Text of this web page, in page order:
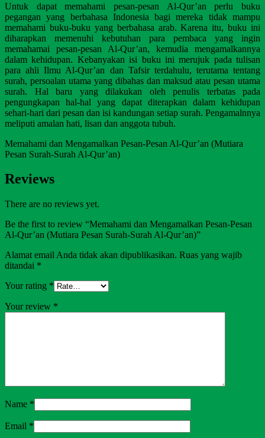
Untuk dapat memahami pesan-pesan Al-Qur’an perlu buku
pegangan yang berbahasa Indonesia bagi mereka tidak mampu
memahami buku-buku yang berbahasa arab. Karena itu, buku ini
diharapkan memenuhi kebutuhan para pembaca yang ingin
memahamai pesan-pesan Al-Qur’an, kemudia mengamalkannya
dalam kehidupan. Kebanyakan isi buku ini merujuk pada tulisan
para ahli Ilmu Al-Qur’an dan Tafsir terdahulu, terutama tentang
surah, persoalan utama yang dibahas dan maksud atau pesan utama
surah. Hal baru yang dilakukan oleh penulis terbatas pada
pengungkapan hal-hal yang dapat diterapkan dalam kehidupan
sehari-hari dari pesan dan isi kandungan setiap surah. Pengamalnnya
meliputi amalan hati, lisan dan anggota tubuh.
Memahami dan Mengamalkan Pesan-Pesan Al-Qur’an (Mutiara
Pesan Surah-Surah Al-Qur’an)
Reviews
There are no reviews yet.
Be the first to review “Memahami dan Mengamalkan Pesan-Pesan
Al-Qur’an (Mutiara Pesan Surah-Surah Al-Qur’an)”
Alamat email Anda tidak akan dipublikasikan. Ruas yang wajib
ditandai *
Your rating *
Your review *
Name *
Email *